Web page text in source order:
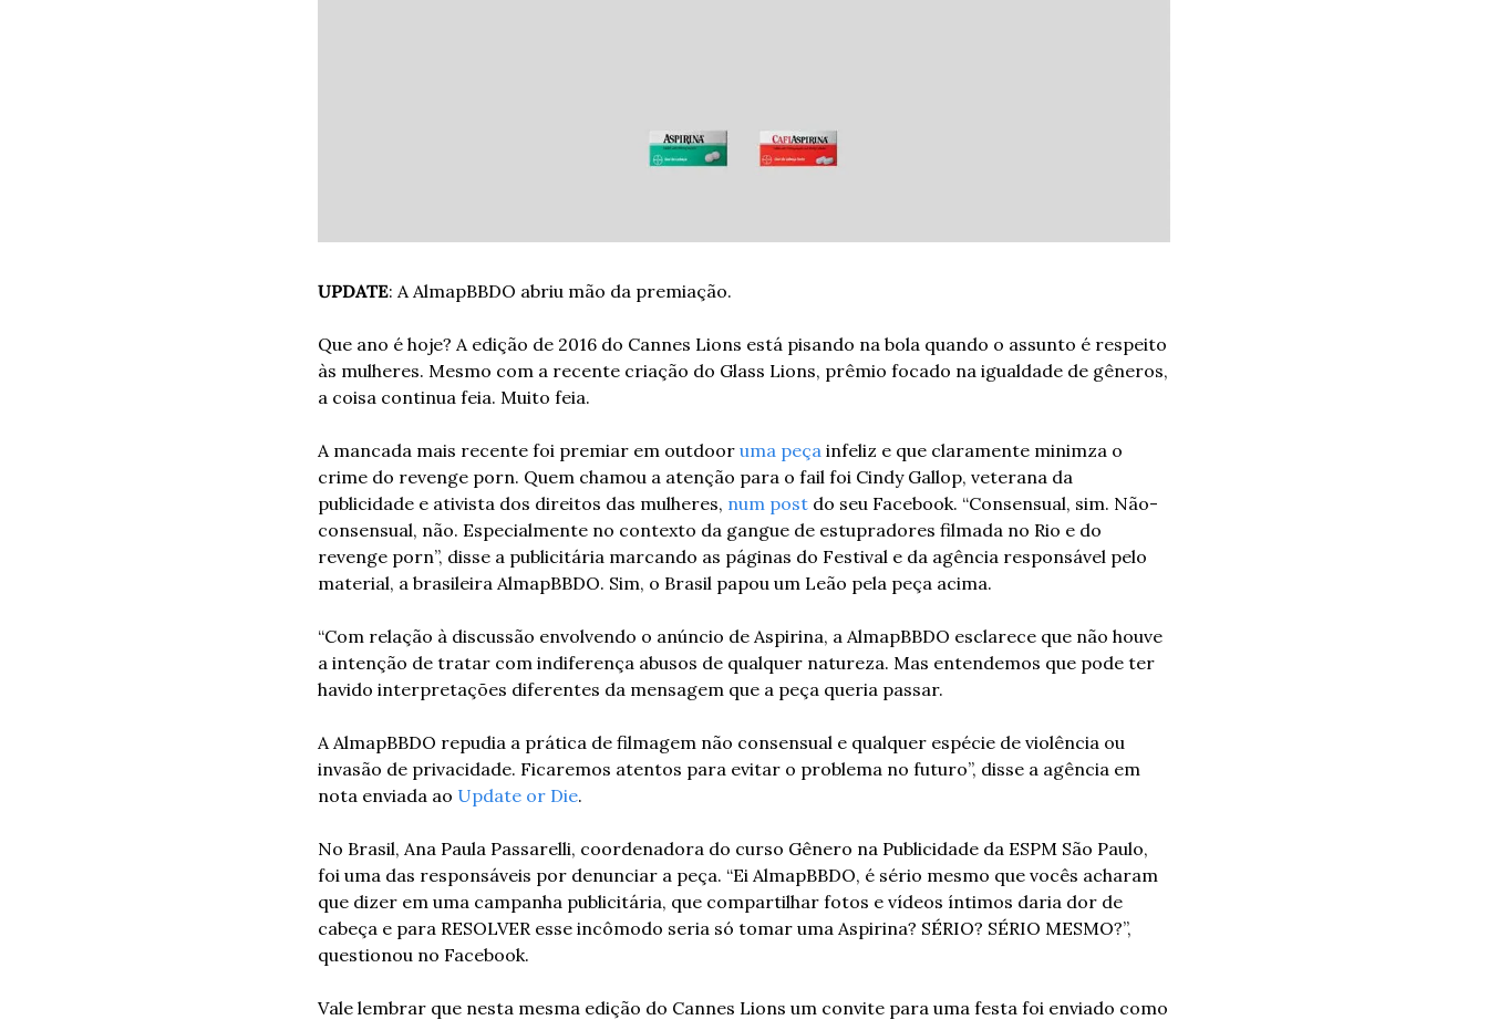
UPDATE: A AlmapBBDO abriu mão da premiação.
Que ano é hoje? A edição de 2016 do Cannes Lions está pisando na bola quando o assunto é respeito
às mulheres. Mesmo com a recente criação do Glass Lions, prêmio focado na igualdade de gêneros,
a coisa continua feia. Muito feia.
A mancada mais recente foi premiar em outdoor uma peça infeliz e que claramente minimza o
crime do revenge porn. Quem chamou a atenção para o fail foi Cindy Gallop, veterana da
publicidade e ativista dos direitos das mulheres, num post do seu Facebook. “Consensual, sim. Não-
consensual, não. Especialmente no contexto da gangue de estupradores filmada no Rio e do
revenge porn”, disse a publicitária marcando as páginas do Festival e da agência responsável pelo
material, a brasileira AlmapBBDO. Sim, o Brasil papou um Leão pela peça acima.
“Com relação à discussão envolvendo o anúncio de Aspirina, a AlmapBBDO esclarece que não houve
a intenção de tratar com indiferença abusos de qualquer natureza. Mas entendemos que pode ter
havido interpretações diferentes da mensagem que a peça queria passar.
A AlmapBBDO repudia a prática de filmagem não consensual e qualquer espécie de violência ou
invasão de privacidade. Ficaremos atentos para evitar o problema no futuro”, disse a agência em
nota enviada ao Update or Die.
No Brasil, Ana Paula Passarelli, coordenadora do curso Gênero na Publicidade da ESPM São Paulo,
foi uma das responsáveis por denunciar a peça. “Ei AlmapBBDO, é sério mesmo que vocês acharam
que dizer em uma campanha publicitária, que compartilhar fotos e vídeos íntimos daria dor de
cabeça e para RESOLVER esse incômodo seria só tomar uma Aspirina? SÉRIO? SÉRIO MESMO?”,
questionou no Facebook.
Vale lembrar que nesta mesma edição do Cannes Lions um convite para uma festa foi enviado como